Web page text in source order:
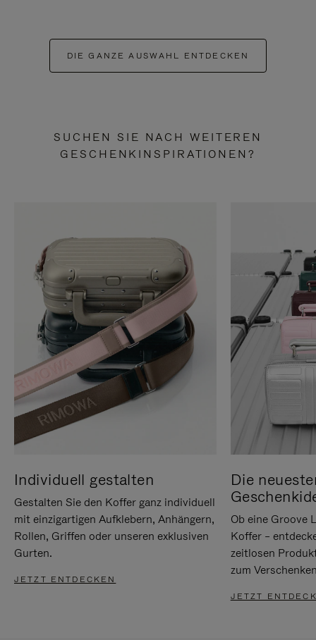
DIE GANZE AUSWAHL ENTDECKEN
SUCHEN SIE NACH WEITEREN
GESCHENKINSPIRATIONEN?
Individuell gestalten
Gestalten Sie den Koffer ganz individuell
mit einzigartigen Aufklebern, Anhängern,
Rollen, Griffen oder unseren exklusiven
Gurten.
JETZT ENTDECKEN
Die
Ob eine Groove
Koffer –
zeitlosen
zum
JETZT